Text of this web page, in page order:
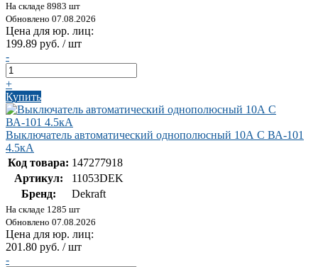
На складе 8983 шт
Обновлено 07.08.2026
Цена для юр. лиц:
199.89 руб. / шт
-
+
Купить
Выключатель автоматический однополюсный 10А С ВА-101
4.5кА
Код товара: 147277918
Артикул:
11053DEK
Бренд:
Dekraft
На складе 1285 шт
Обновлено 07.08.2026
Цена для юр. лиц:
201.80 руб. / шт
-